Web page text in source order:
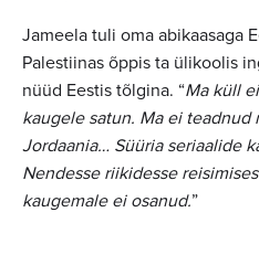
Jameela tuli oma abikaasaga
Palestiinas õppis ta ülikoolis
nüüd Eestis tõlgina. “Ma küll
kaugele satun. Ma ei teadnud
Jordaania… Süüria seriaalide
Nendesse riikidesse
kaugemale ei osanud.”